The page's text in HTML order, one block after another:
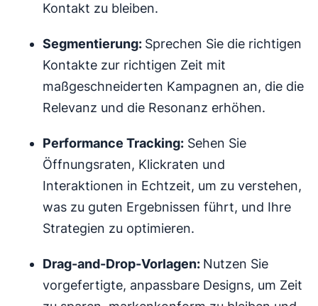
Kontakt zu bleiben.
Segmentierung: Sprechen Sie die richtigen
Kontakte zur richtigen Zeit mit
maßgeschneiderten Kampagnen an, die die
Relevanz und die Resonanz erhöhen.
Performance Tracking: Sehen Sie
Öffnungsraten, Klickraten und
Interaktionen in Echtzeit, um zu verstehen,
was zu guten Ergebnissen führt, und Ihre
Strategien zu optimieren.
Drag-and-Drop-Vorlagen: Nutzen Sie
vorgefertigte, anpassbare Designs, um Zeit